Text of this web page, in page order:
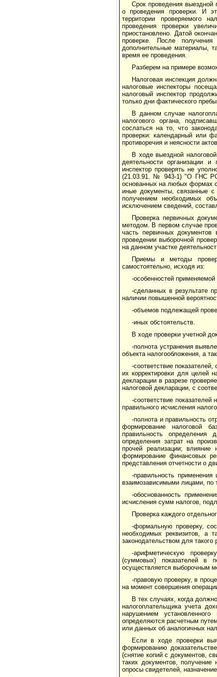
Срок проведения выездной
о проведения проверки. И
территории проверяемого
проведения проверки
приостановлено. Датой
проверке. После получения
дополнительные материалы,
время ее проведения.
Разберем на примере
Налоговая инспекция
налоговые инспекторы
налоговый инспектор
только дни фактического
В данном случае
налогового органа,
сослаться на то, что
проверки: календарный или
противоречия и неясности
В ходе выездной
деятельности организации
инспектор проверять не
(21.03.91. № 943-1) "О ГНС
основанных на любых формах
иные документы, связанные
получением необходимых
исключением сведений,
Проверка первичных
методом. В первом случае
часть первичных
проведении выборочной
на данном участке
Приемы и методы
самостоятельно, исходя из:
-особенностей применяемой
-сделанных в результате
наличии повышенной
-объемов подлежащей
-иных обстоятельств.
В ходе проверки учетной
-полнота устранения
объекта налогообложения, а
-соответствие
их корректировки для целей
декларации в разрезе
налоговой декларации, с
-соответствие
правильного исчисления
-полнота и правильность
формирование налоговой
правильность определения
определения затрат на
прочей реализации; влияние
формирование финансовых
представления отчетности о
-правильность
взаимозависимыми лицами, по
-обоснованность
исчисления сумм налогов,
Проверка каждого
-формальную проверку,
необходимых реквизитов, а
законодательством для такого
-арифметическую
(суммовых) показателей в
осуществляется выборочным
-правовую проверку, в
на момент совершения
В тех случаях, когда
налогоплательщика учета
нарушением
определяются расчетным
или данных об аналогичных
Если в ходе проверки
формированию
(снятие копий с документов,
таких документов,
опросы свидетелей,